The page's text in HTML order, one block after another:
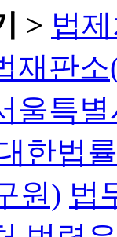
> 법
재판
울특
한법
원) 법